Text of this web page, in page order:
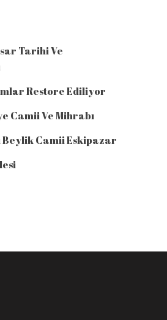
Tarihi Ve
Restore Ediliyor
Camii Ve Mihrabı
Camii Eskipazar